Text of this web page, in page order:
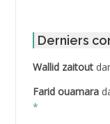
ABDAT Amar
ABDEDDAIM
ABDELAZIZ
Derniers
Wallid zaitout
Farid ouamara
*